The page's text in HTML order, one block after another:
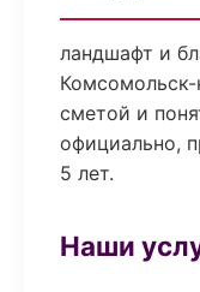
ландшафт и
сметой и
официально,
5 лет.
Наши